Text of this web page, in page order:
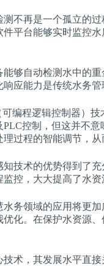
不再是一个孤立的
平台能够实时监控
够自动检测水中的
应能力是传统水务管
编程逻辑控制器）
控制，但这并不
过程的智能调节，从
技术的优势得到了
控，大大提高了水资
水务领域的应用将更
化。在保护水资源
术，其发展水平直